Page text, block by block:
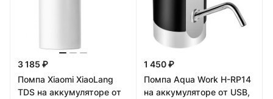
3 185 ₽
Помпа Xiaomi XiaoLang
TDS на аккумуляторе от
1 450 ₽
Помпа Aqua Work H-RP14
на аккумуляторе от USB,